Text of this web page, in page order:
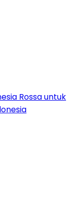
Rossa untuk